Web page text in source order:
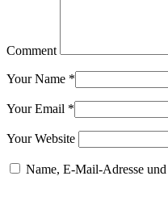
Comment
Your Name *
Your Email *
Your Website
Name, E-Mail-Adresse